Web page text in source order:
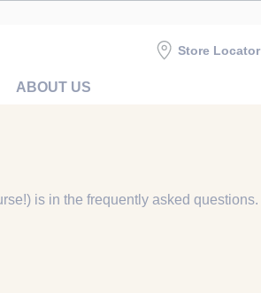
ABOUT US
Store Locator
is in the frequently asked questions.